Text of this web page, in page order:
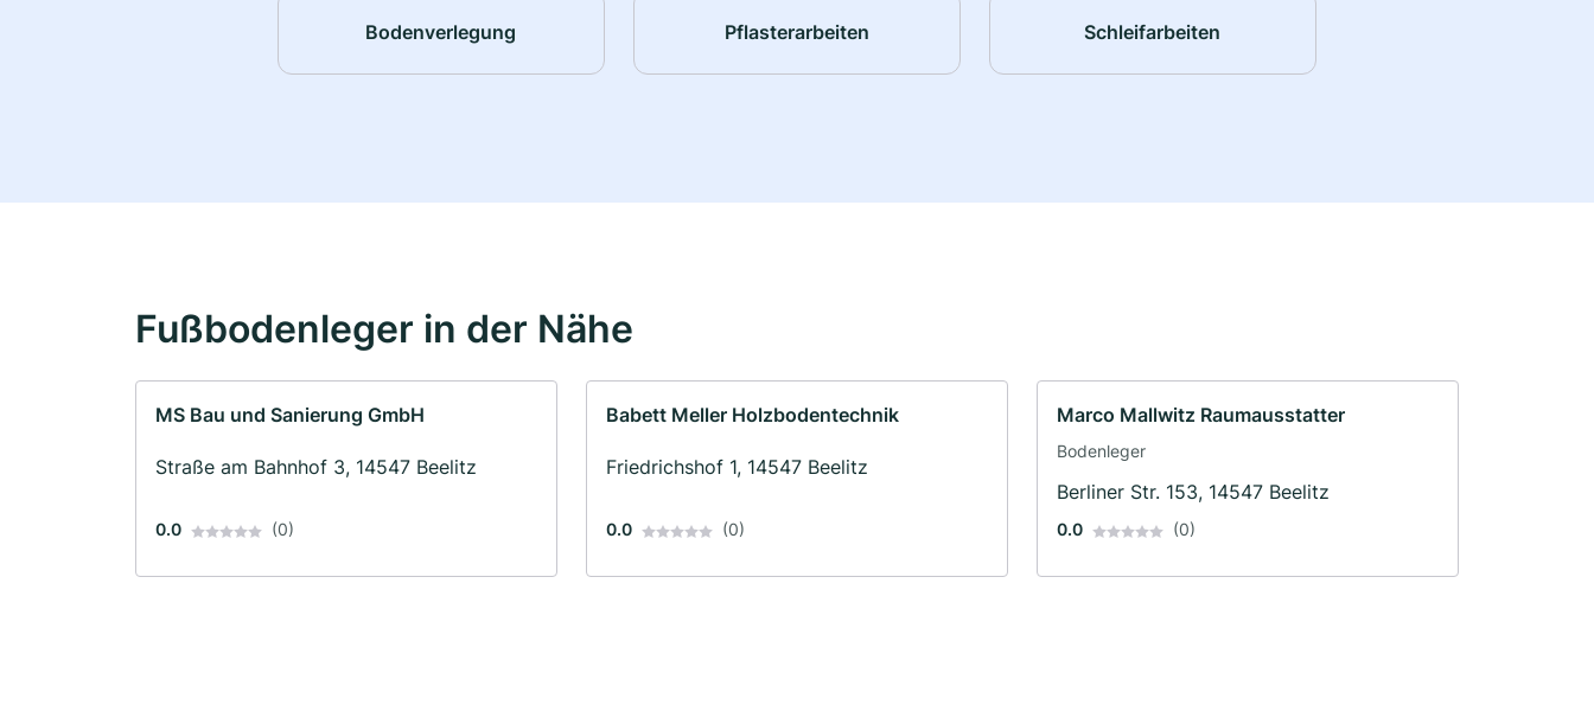
Bodenverlegung Pflasterarbeiten Schleifarbeiten
Fußbodenleger in der Nähe
MS Bau und Sanierung GmbH
Straße am Bahnhof 3, 14547 Beelitz
0.0 (0)
Babett Meller Holzbodentechnik
Friedrichshof 1, 14547 Beelitz
0.0 (0)
Marco Mallwitz Raumausstatter
Bodenleger
Berliner Str. 153, 14547 Beelitz
0.0 (0)